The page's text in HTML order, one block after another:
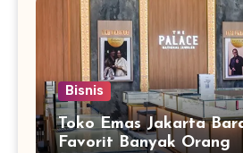
Bisnis
Toko Emas Jakarta
Favorit Banyak Orang